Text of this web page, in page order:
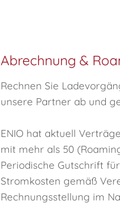
Abrechnung &
Rechnen Sie
unsere Partner ab und
ENIO hat aktuell
mit mehr als 50
Periodische Gutschrift
Stromkosten gemäß
Rechnungsstellung im